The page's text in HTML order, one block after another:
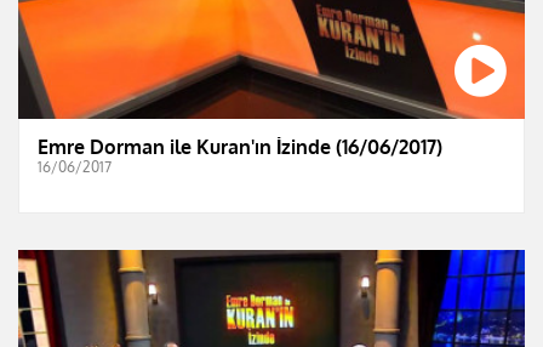
Emre Dorman ile Kuran'ın İzinde (16/06/2017)
16/06/2017